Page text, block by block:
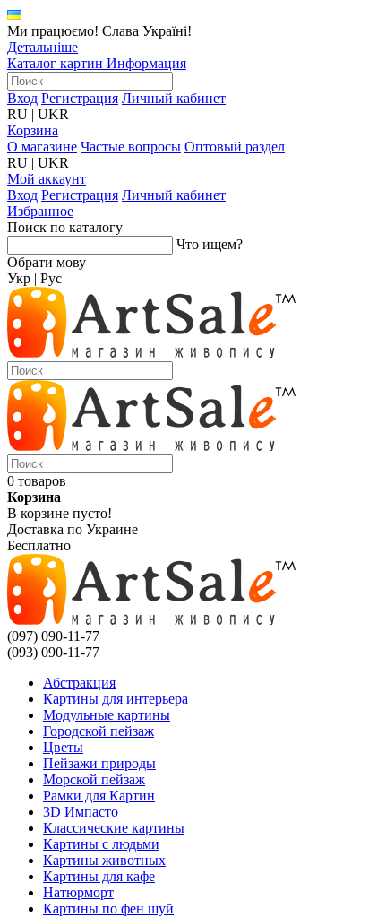
Ми працюємо! Слава Україні!
Детальніше
Каталог картин Информация
Вход Регистрация Личный кабинет
RU | UKR
Корзина
О магазине Частые вопросы Оптовый раздел
RU | UKR
Мой аккаунт
Вход Регистрация Личный кабинет
Избранное
Поиск по каталогу
Что ищем?
Обрати мову
Укр | Рус
0 товаров
Корзина
В корзине пусто!
Доставка по Украине
Бесплатно
(097) 090-11-77
(093) 090-11-77
Абстракция
Картины для интерьера
Модульные картины
Городской пейзаж
Цветы
Пейзажи природы
Морской пейзаж
Рамки для Картин
3D Импасто
Классические картины
Картины с людьми
Картины животных
Картины для кафе
Натюрморт
Картины по фен шуй